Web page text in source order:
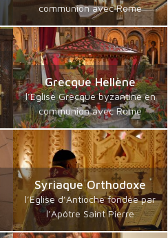
communion avec Rome
Grecque Hellène
l’Eglise Grecque byzantine en
communion avec Rome
Syriaque Orthodoxe
l’Eglise d’Antioche fondée par
l’Apôtre Saint Pierre